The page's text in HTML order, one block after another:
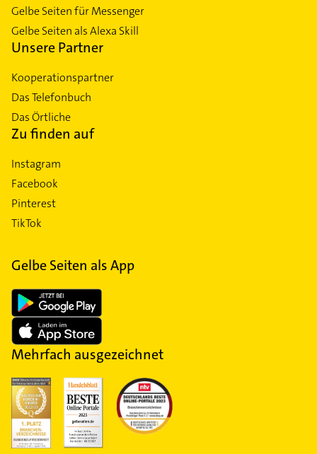
Gelbe Seiten für Messenger
Gelbe Seiten als Alexa Skill
Unsere Partner
Kooperationspartner
Das Telefonbuch
Das Örtliche
Zu finden auf
Instagram
Facebook
Pinterest
TikTok
Gelbe Seiten als App
Mehrfach ausgezeichnet